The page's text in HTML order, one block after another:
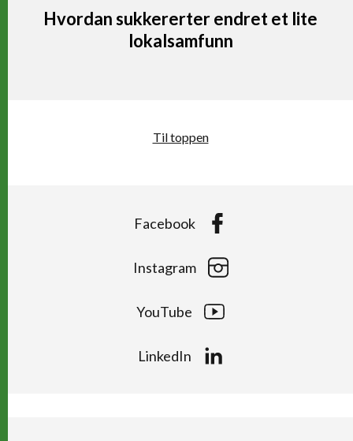
Hvordan sukkererter endret et lite
lokalsamfunn
Til toppen
Facebook
Instagram
YouTube
LinkedIn